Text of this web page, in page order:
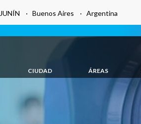
JUNÍN · Buenos Aires · Argentina
CIUDAD ÁREAS